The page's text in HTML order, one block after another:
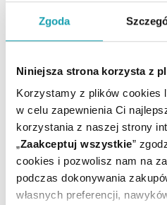
Zgoda
Niniejsza strona korzysta z
Korzystamy z plików cookies
w celu zapewnienia Ci
korzystania z naszej strony
„Zaakceptuj wszystkie”
cookies i pozwolisz nam na
podczas dokonywania
własnych preferencji,
ARTYKUŁY